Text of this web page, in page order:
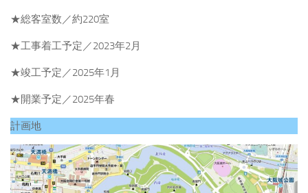
★総客室数／約220室
★工事着工予定／2023年2月
★竣工予定／2025年1月
★開業予定／2025年春
計画地